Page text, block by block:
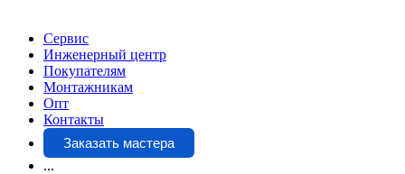
Сервис
Инженерный центр
Покупателям
Монтажникам
Опт
Контакты
Заказать мастера
...